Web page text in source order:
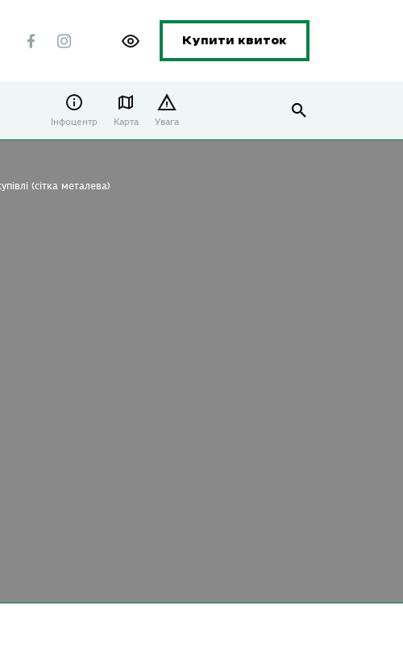
Купити квиток
Інфоцентр Карта Увага
(сітка металева)